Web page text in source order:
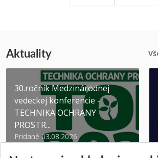
Aktuality
30.ročník Medzinárodnej
vedeckej konferencie -
TECHNIKA OCHRANY
PROSTR...
Pridané 03.08.2026